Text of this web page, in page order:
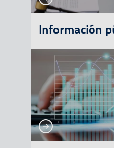
Información
Ver másVer más